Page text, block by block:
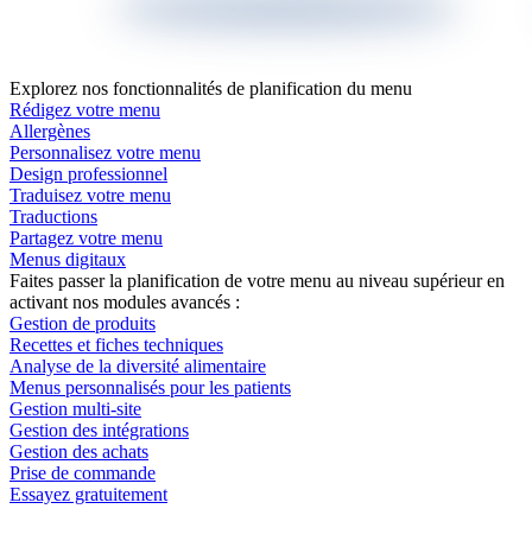
Explorez nos fonctionnalités de planification du menu
Rédigez votre menu
Allergènes
Personnalisez votre menu
Design professionnel
Traduisez votre menu
Traductions
Partagez votre menu
Menus digitaux
Faites passer la planification de votre menu au niveau supérieur en
activant nos modules avancés :
Gestion de produits
Recettes et fiches techniques
Analyse de la diversité alimentaire
Menus personnalisés pour les patients
Gestion multi-site
Gestion des intégrations
Gestion des achats
Prise de commande
Essayez gratuitement